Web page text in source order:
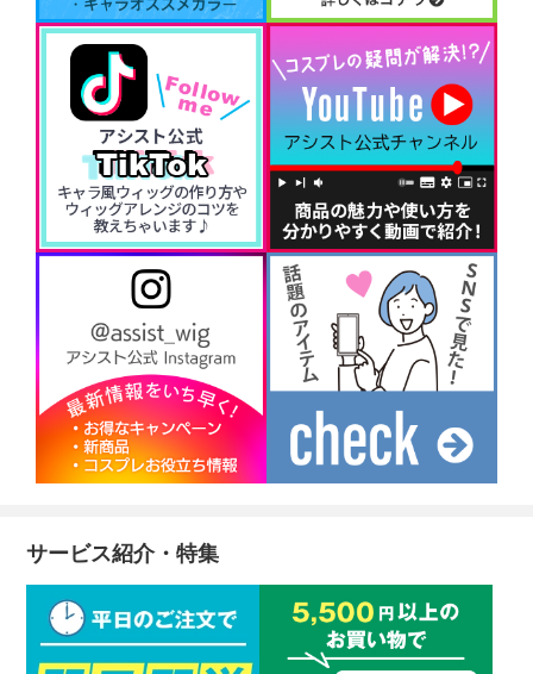
サービス紹介・特集